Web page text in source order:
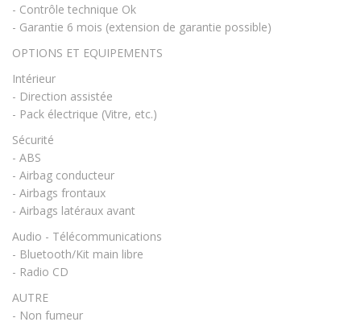
- Contrôle technique Ok
- Garantie 6 mois (extension de garantie possible)
OPTIONS ET EQUIPEMENTS
Intérieur
- Direction assistée
- Pack électrique (Vitre, etc.)
Sécurité
- ABS
- Airbag conducteur
- Airbags frontaux
- Airbags latéraux avant
Audio - Télécommunications
- Bluetooth/Kit main libre
- Radio CD
AUTRE
- Non fumeur